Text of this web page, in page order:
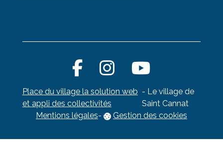
Place du village la solution web
et appli des collectivités
- Le village de
Saint Cannat
Mentions légales- Gestion des cookies